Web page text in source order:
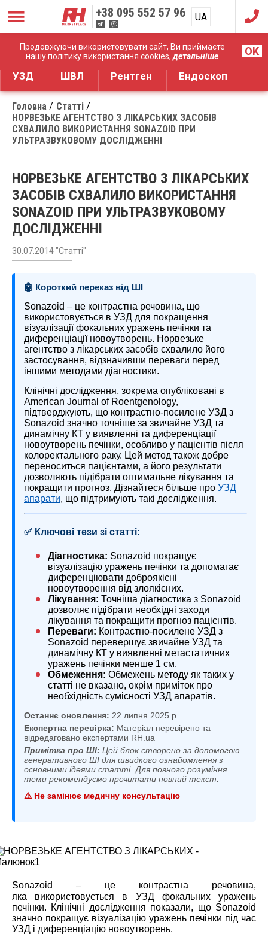
Продовжуючи використовувати сайт, Ви приймаєте
нашу політику використання cookies,детальніше OK
+38 095 552 57 96 UA
RU
Дистрибуція медичного обладнання
УЗД ШВЛ Рентген Ендоскоп
Головна
Статті
НОРВЕЗЬКЕ АГЕНТСТВО З ЛІКАРСЬКИХ ЗАСОБІВ
СХВАЛИЛО ВИКОРИСТАННЯ SONAZOID ПРИ
УЛЬТРАЗВУКОВОМУ ДОСЛІДЖЕННІ
НОРВЕЗЬКЕ АГЕНТСТВО З ЛІКАРСЬКИХ
ЗАСОБІВ СХВАЛИЛО ВИКОРИСТАННЯ
SONAZOID ПРИ УЛЬТРАЗВУКОВОМУ
ДОСЛІДЖЕННІ
30.07.2014 "Статті"
🤖 Короткий переказ від ШІ
Sonazoid – це контрастна речовина, що
використовується в УЗД для покращення
візуалізації фокальних уражень печінки та
диференціації новоутворень. Норвезьке
агентство з лікарських засобів схвалило його
застосування, відзначивши переваги перед
іншими методами діагностики.
Клінічні дослідження, зокрема опубліковані в
American Journal of Roentgenology,
підтверджують, що контрастно-посилене УЗД з
Sonazoid значно точніше за звичайне УЗД та
динамічну КТ у виявленні та диференціації
новоутворень печінки, особливо у пацієнтів після
колоректального раку. Цей метод також добре
переноситься пацієнтами, а його результати
дозволяють підібрати оптимальне лікування та
покращити прогноз. Дізнайтеся більше про УЗД
апарати, що підтримують такі дослідження.
✅ Ключові тези зі статті:
Діагностика: Sonazoid покращує
візуалізацію уражень печінки та допомагає
диференціювати доброякісні
новоутворення від злоякісних.
Лікування: Точніша діагностика з Sonazoid
дозволяє підібрати необхідні заходи
лікування та покращити прогноз пацієнтів.
Переваги: Контрастно-посилене УЗД з
Sonazoid перевершує звичайне УЗД та
динамічну КТ у виявленні метастатичних
уражень печінки менше 1 см.
Обмеження: Обмежень методу як таких у
статті не вказано, окрім приміток про
необхідність сумісності УЗД апаратів.
Останнє оновлення: 22 липня 2025 р.
Експертна перевірка: Матеріал перевірено та
відредаговано експертами RH.ua
Примітка про ШІ: Цей блок створено за допомогою
генеративного ШІ для швидкого ознайомлення з
основними ідеями статті. Для повного розуміння
теми рекомендуємо прочитати повний текст.
⚠️ Не замінює медичну консультацію
Sonazoid – це контрастна речовина,
яка використовується в УЗД фокальних уражень
печінки. Клінічні дослідження показали, що Sonazoid
значно покращує візуалізацію уражень печінки під час
УЗД і диференціацію новоутворень.